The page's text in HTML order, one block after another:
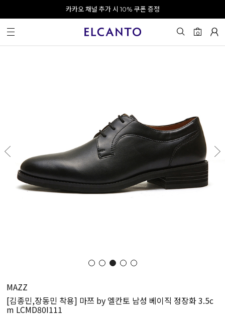
오전 10시 이전 결제 완료 시 오늘 출발!
회원가입 시 최대 20% 쿠폰 지급
카카오 채널 추가 시 10% 쿠폰 증정
0
MAZZ
[김종민,장동민 착용] 마쯔 by 엘칸토 남성 베이직 정장화 3.5c
m LCMD80I111